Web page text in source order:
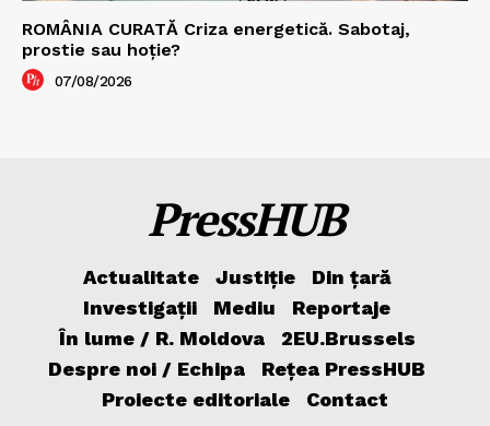
ROMÂNIA CURATĂ Criza energetică. Sabotaj,
prostie sau hoție?
07/08/2026
PressHUB
Actualitate Justiție
Din țară
Investigații
Mediu
Reportaje
În lume / R. Moldova
2EU.Brussels
Despre noi / Echipa
Rețea PressHUB
Proiecte editoriale
Contact